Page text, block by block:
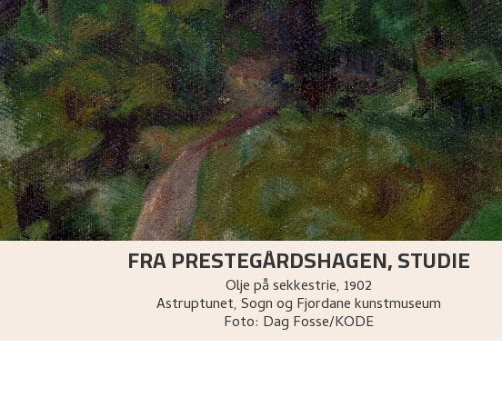
FRA PRESTEGÅRDSHAGEN, STUDIE
Olje på sekkestrie, 1902
Astruptunet, Sogn og Fjordane kunstmuseum
Foto: Dag Fosse/KODE